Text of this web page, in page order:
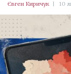
Євген Киричук 10